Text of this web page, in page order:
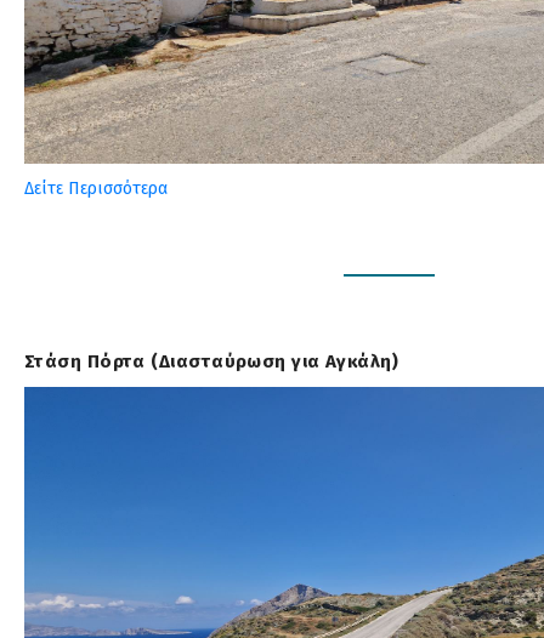
Δείτε Περισσότερα
Στάση Πόρτα (Διασταύρωση για Αγκάλη)